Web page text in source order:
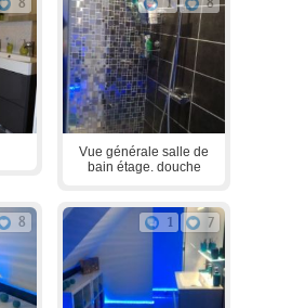
8 1 8
Vue générale salle de
bain étage. douche
8 1 7